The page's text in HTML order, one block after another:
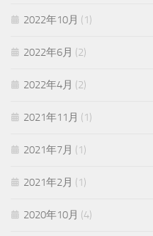
2022年10月 (1)
2022年6月 (2)
2022年4月 (2)
2021年11月 (1)
2021年7月 (1)
2021年2月 (1)
2020年10月 (4)